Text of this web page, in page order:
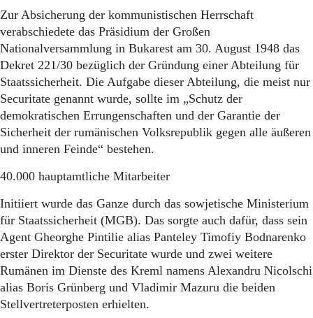
Abo Prämien
Archiv
Mediadaten
Kontakt
Impressum
Datenschutz
Zur Absicherung der kommunistischen Herrschaft
verabschiedete das Präsidium der Großen
Nationalversammlung in Bukarest am 30. August 1948 das
Dekret 221/30 bezüglich der Gründung einer Abteilung für
Staatssicherheit. Die Aufgabe dieser Abteilung, die meist nur
Securitate genannt wurde, sollte im „Schutz der
demokratischen Errungenschaften und der Garantie der
Sicherheit der rumänischen Volksrepublik gegen alle äußeren
und inneren Feinde“ bestehen.
40.000 hauptamtliche Mitarbeiter
Initiiert wurde das Ganze durch das sowjetische Ministerium
für Staatssicherheit (MGB). Das sorgte auch dafür, dass sein
Agent Gheorghe Pintilie alias Panteley Timofiy Bodnarenko
erster Direktor der Securitate wurde und zwei weitere
Rumänen im Dienste des Kreml namens Alexandru Nicolschi
alias Boris Grünberg und Vladimir Mazuru die beiden
Stellvertreterposten erhielten.